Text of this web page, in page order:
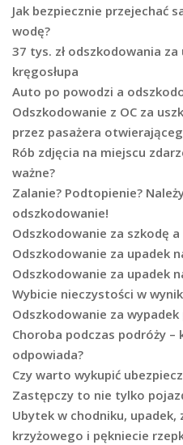
Jak bezpiecznie przejechać
wodę?
37 tys. zł odszkodowania
kręgosłupa
Auto po powodzi a
Odszkodowanie z OC za
przez pasażera
Rób zdjęcia na miejscu
ważne?
Zalanie? Podtopienie?
odszkodowanie!
Odszkodowanie za szkodę
Odszkodowanie za upadek
Odszkodowanie za upadek
Wybicie nieczystości w
Odszkodowanie za wypadek
Choroba podczas podróży –
odpowiada?
Czy warto wykupić
Zastępczy to nie tylko
Ubytek w chodniku, upadek,
krzyżowego i pękniecie